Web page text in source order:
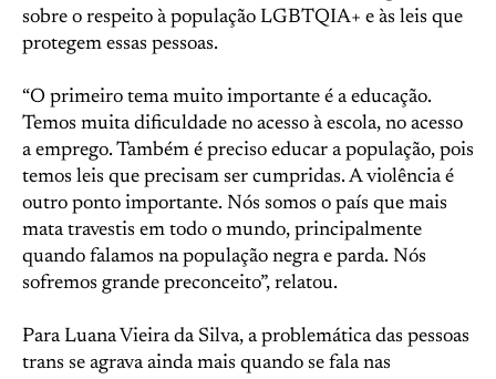
sobre o respeito à população LGBTQIA+ e às leis que
protegem essas pessoas.
“O primeiro tema muito importante é a educação.
Temos muita dificuldade no acesso à escola, no acesso
a emprego. Também é preciso educar a população, pois
temos leis que precisam ser cumpridas. A violência é
outro ponto importante. Nós somos o país que mais
mata travestis em todo o mundo, principalmente
quando falamos na população negra e parda. Nós
sofremos grande preconceito”, relatou.
Para Luana Vieira da Silva, a problemática das pessoas
trans se agrava ainda mais quando se fala nas